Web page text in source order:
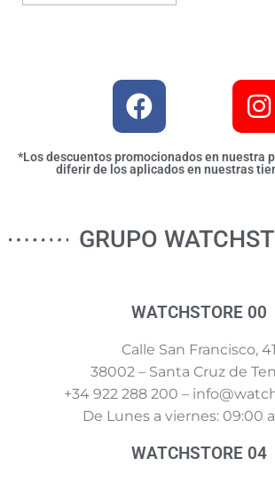
*Los descuentos promocionados en nuestra
diferir de los aplicados en nuestras
GRUPO
WATCHSTORE 00
Calle San Francisco, 41
38002 – Santa Cruz de
+34 922 288 200 –
De Lunes a viernes: 09:00
WATCHSTORE 04